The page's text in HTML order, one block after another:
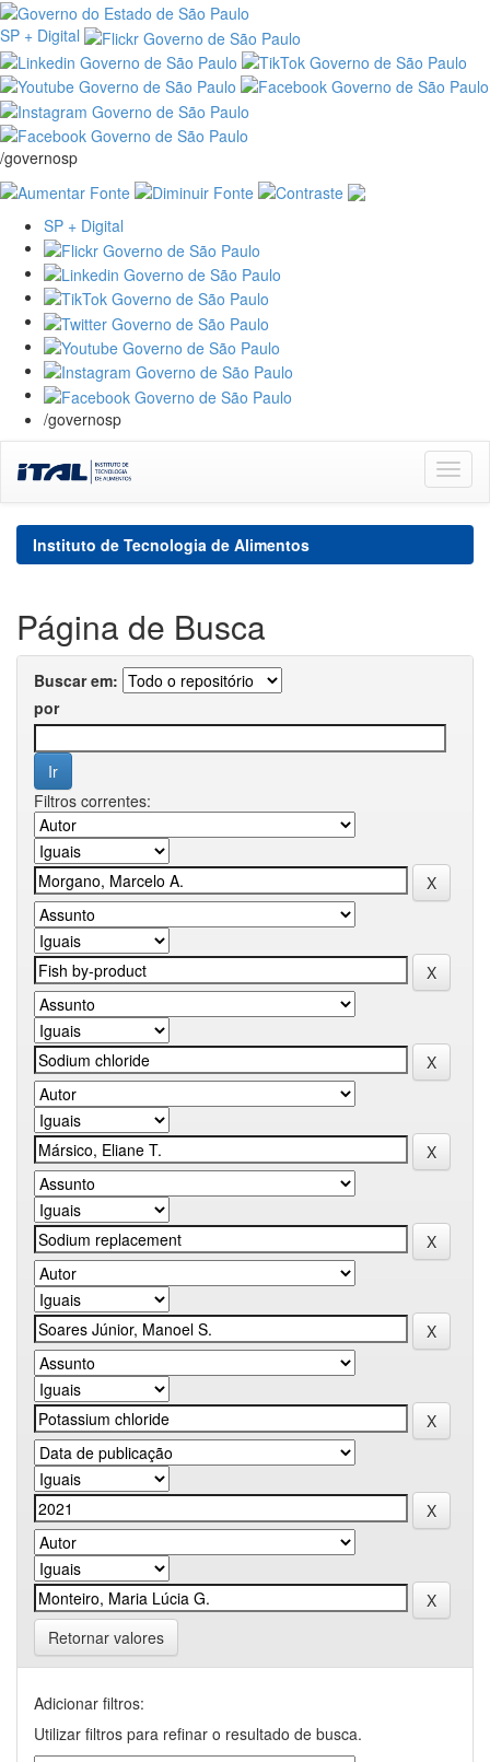
SP + Digital
/governosp
SP + Digital
/governosp
navigation
Instituto de Tecnologia de Alimentos
Página de Busca
Buscar em:
por
Filtros correntes:
Retornar valores
Adicionar filtros:
Utilizar filtros para refinar o resultado de busca.